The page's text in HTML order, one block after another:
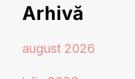
Arhivă
august 2026